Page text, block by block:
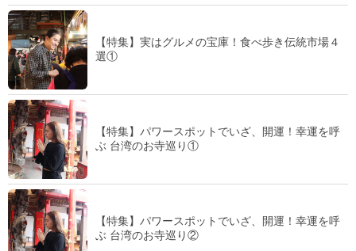
【特集】実はグルメの宝庫！食べ歩き伝統市場４
選①
【特集】パワースポットでいざ、開運！幸運を呼
ぶ 台湾のお寺巡り①
【特集】パワースポットでいざ、開運！幸運を呼
ぶ 台湾のお寺巡り②